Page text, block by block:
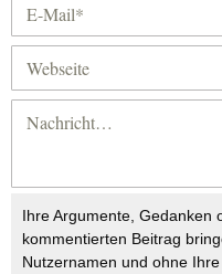
Ihre Argumente, Gedanken
kommentierten Beitrag
Nutzernamen und ohne